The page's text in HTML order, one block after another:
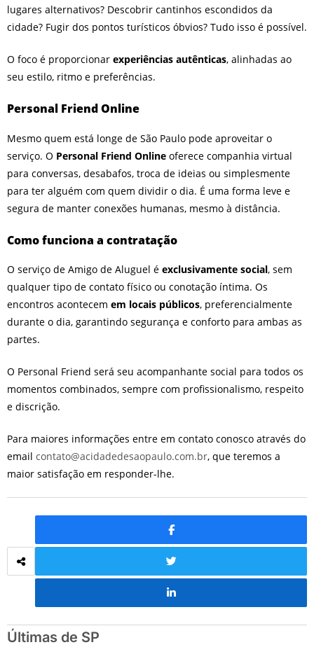
lugares alternativos? Descobrir cantinhos escondidos da
cidade? Fugir dos pontos turísticos óbvios? Tudo isso é possível.
O foco é proporcionar experiências autênticas, alinhadas ao
seu estilo, ritmo e preferências.
Personal Friend Online
Mesmo quem está longe de São Paulo pode aproveitar o
serviço. O Personal Friend Online oferece companhia virtual
para conversas, desabafos, troca de ideias ou simplesmente
para ter alguém com quem dividir o dia. É uma forma leve e
segura de manter conexões humanas, mesmo à distância.
Como funciona a contratação
O serviço de Amigo de Aluguel é exclusivamente social, sem
qualquer tipo de contato físico ou conotação íntima. Os
encontros acontecem em locais públicos, preferencialmente
durante o dia, garantindo segurança e conforto para ambas as
partes.
O Personal Friend será seu acompanhante social para todos os
momentos combinados, sempre com profissionalismo, respeito
e discrição.
Para maiores informações entre em contato conosco através do
email contato@acidadedesaopaulo.com.br, que teremos a
maior satisfação em responder-lhe.
Últimas de SP